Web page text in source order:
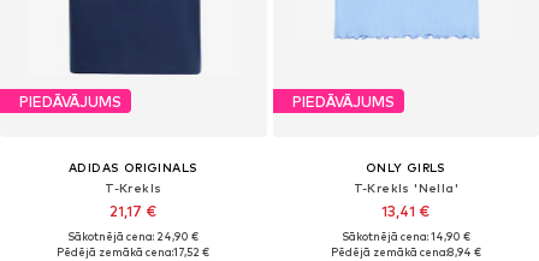
PIEDĀVĀJUMS
ADIDAS ORIGINALS
T-Krekls
21,17 €
Sākotnējā cena: 24,90 €
Pēdējā zemākā cena:17,52 €
PIEDĀVĀJUMS
ONLY GIRLS
T-Krekls 'Nella'
13,41 €
Sākotnējā cena: 14,90 €
Pēdējā zemākā cena:8,94 €